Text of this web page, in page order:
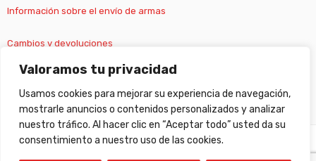
Valoramos tu privacidad
Usamos cookies para mejorar su experiencia de navegación,
mostrarle anuncios o contenidos personalizados y analizar
nuestro tráfico. Al hacer clic en “Aceptar todo” usted da su
consentimiento a nuestro uso de las cookies.
Información sobre el envío de armas
Cambios y devoluciones